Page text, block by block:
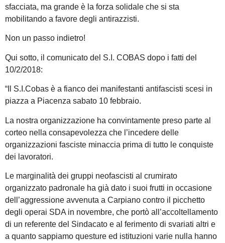
sfacciata, ma grande è la forza solidale che si sta
mobilitando a favore degli antirazzisti.
Non un passo indietro!
Qui sotto, il comunicato del S.I. COBAS dopo i fatti del
10/2/2018:
“Il S.I.Cobas è a fianco dei manifestanti antifascisti scesi in
piazza a Piacenza sabato 10 febbraio.
La nostra organizzazione ha convintamente preso parte al
corteo nella consapevolezza che l’incedere delle
organizzazioni fasciste minaccia prima di tutto le conquiste
dei lavoratori.
Le marginalità dei gruppi neofascisti al crumirato
organizzato padronale ha già dato i suoi frutti in occasione
dell’aggressione avvenuta a Carpiano contro il picchetto
degli operai SDA in novembre, che portò all’accoltellamento
di un referente del Sindacato e al ferimento di svariati altri e
a quanto sappiamo questure ed istituzioni varie nulla hanno